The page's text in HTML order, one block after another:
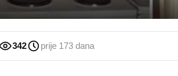
342 prije 173 dana